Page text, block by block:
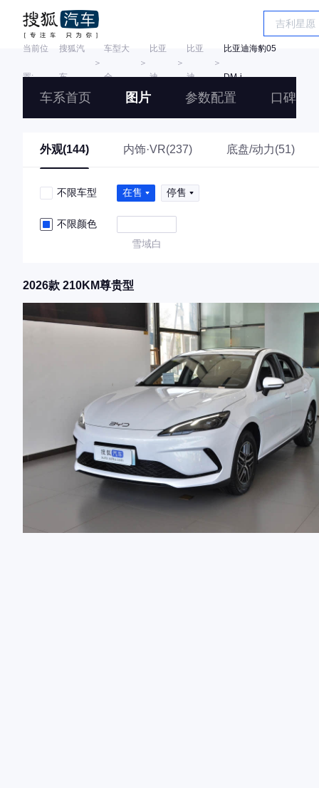
当前位
置:
搜狐汽
车
＞
车型大
全
＞
比亚
迪
＞
比亚
迪
＞
比亚迪海豹05
DM-i
车系首页 图片 参数配置 口碑
外观(144) 内饰·VR(237) 底盘/动力(51)
不限车型 在售 停售
不限颜色
雪域白
2026款 210KM尊贵型